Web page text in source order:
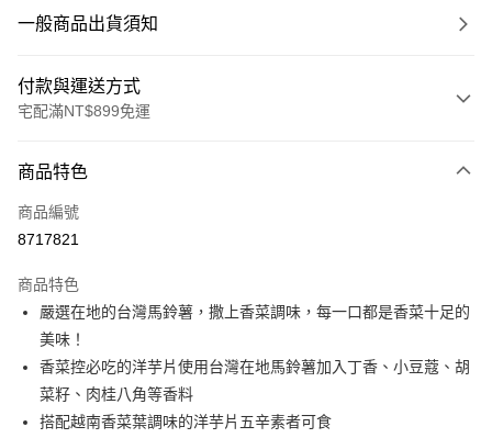
一般商品出貨須知
付款與運送方式
宅配滿NT$899免運
信用卡一次付款
LINE Pay
街口支付
悠遊付
Google Pay
全盈+PAY
商品特色
商品編號
8717821
商品特色
嚴選在地的台灣馬鈴薯，撒上香菜調味，每一口都是香菜十足的
美味！
香菜控必吃的洋芋片使用台灣在地馬鈴薯加入丁香、小豆蔻、胡
菜籽、肉桂八角等香料
搭配越南香菜葉調味的洋芋片五辛素者可食